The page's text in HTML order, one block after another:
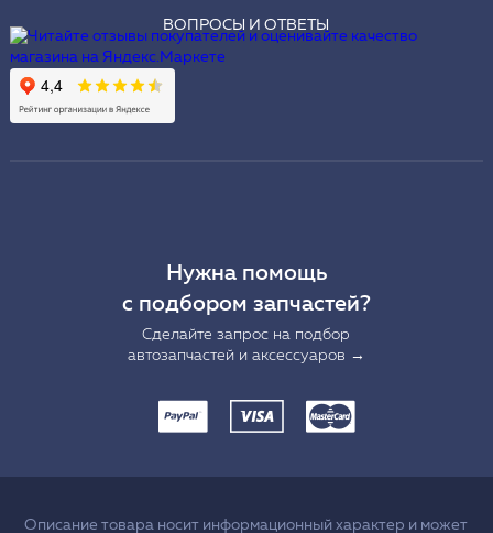
ВОПРОСЫ И ОТВЕТЫ
Нужна помощь
с подбором запчастей?
Сделайте запрос на подбор
автозапчастей и аксессуаров →
Описание товара носит информационный характер и может